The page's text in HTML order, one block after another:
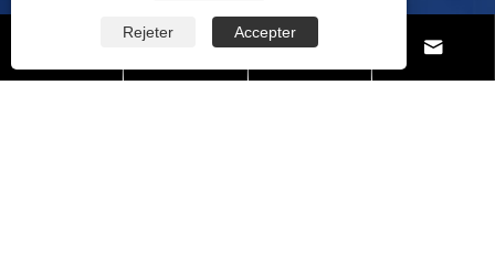
Contactez-nous  
Rejeter Accepter